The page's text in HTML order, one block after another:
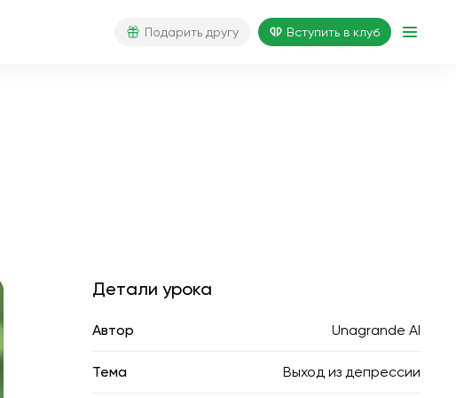
Подарить другу Вступить в клуб
Детали урока
Автор Unagrande AI
Тема Выход из депрессии